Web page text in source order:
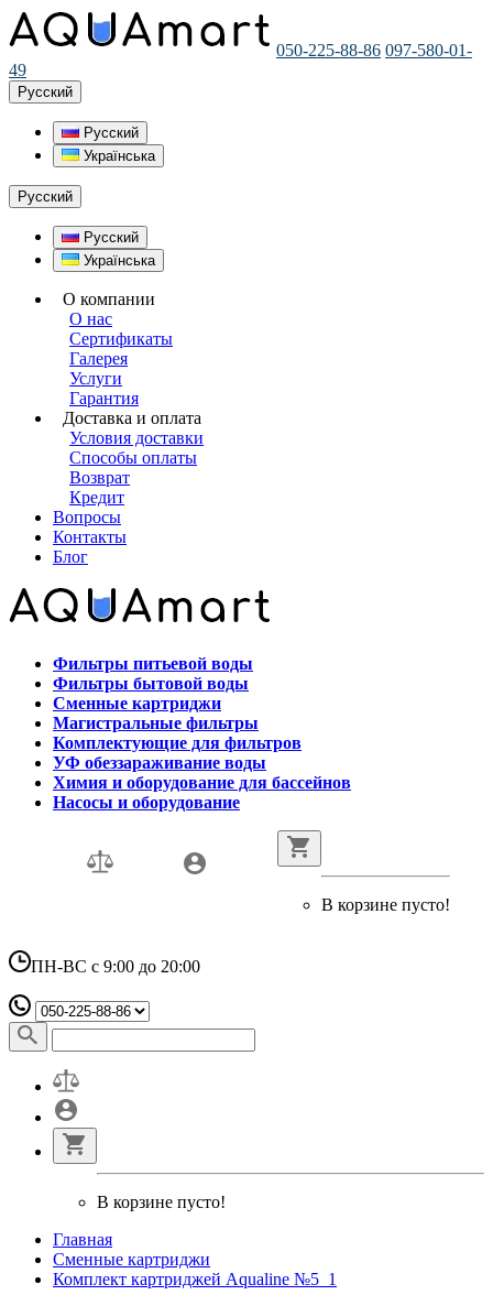
050-225-88-86 097-580-01-
49
Русский
Русский
Українська
Русский
Русский
Українська
О компании
О нас
Сертификаты
Галерея
Услуги
Гарантия
Доставка и оплата
Условия доставки
Способы оплаты
Возврат
Кредит
Вопросы
Контакты
Блог
Фильтры питьевой воды
Фильтры бытовой воды
Сменные картриджи
Магистральные фильтры
Комплектующие для фильтров
УФ обеззараживание воды
Химия и оборудование для бассейнов
Насосы и оборудование
В корзине пусто!
ПН-ВС с 9:00 до 20:00
В корзине пусто!
Главная
Сменные картриджи
Комплект картриджей Aqualine №5_1